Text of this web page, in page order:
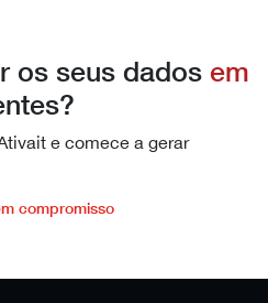
os seus dados em
e comece a gerar
compromisso